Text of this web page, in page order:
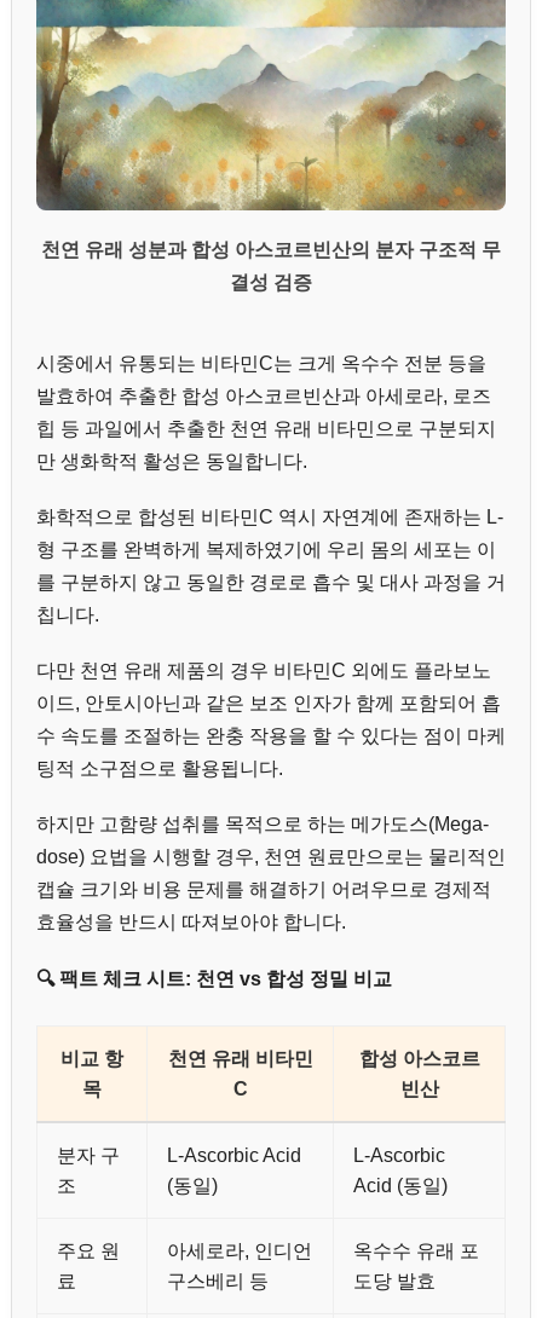
천연 유래 성분과 합성 아스코르빈산의 분자 구조적 무
결성 검증
시중에서 유통되는 비타민C는 크게 옥수수 전분 등을
발효하여 추출한 합성 아스코르빈산과 아세로라, 로즈
힙 등 과일에서 추출한 천연 유래 비타민으로 구분되지
만 생화학적 활성은 동일합니다.
화학적으로 합성된 비타민C 역시 자연계에 존재하는 L-
형 구조를 완벽하게 복제하였기에 우리 몸의 세포는 이
를 구분하지 않고 동일한 경로로 흡수 및 대사 과정을 거
칩니다.
다만 천연 유래 제품의 경우 비타민C 외에도 플라보노
이드, 안토시아닌과 같은 보조 인자가 함께 포함되어 흡
수 속도를 조절하는 완충 작용을 할 수 있다는 점이 마케
팅적 소구점으로 활용됩니다.
하지만 고함량 섭취를 목적으로 하는 메가도스(Mega-
dose) 요법을 시행할 경우, 천연 원료만으로는 물리적인
캡슐 크기와 비용 문제를 해결하기 어려우므로 경제적
효율성을 반드시 따져보아야 합니다.
🔍 팩트 체크 시트: 천연 vs 합성 정밀 비교
비교 항
목
천연 유래 비타민
C
합성 아스코르
빈산
분자 구
조
L-Ascorbic Acid
(동일)
L-Ascorbic
Acid (동일)
주요 원
료
아세로라, 인디언
구스베리 등
옥수수 유래 포
도당 발효